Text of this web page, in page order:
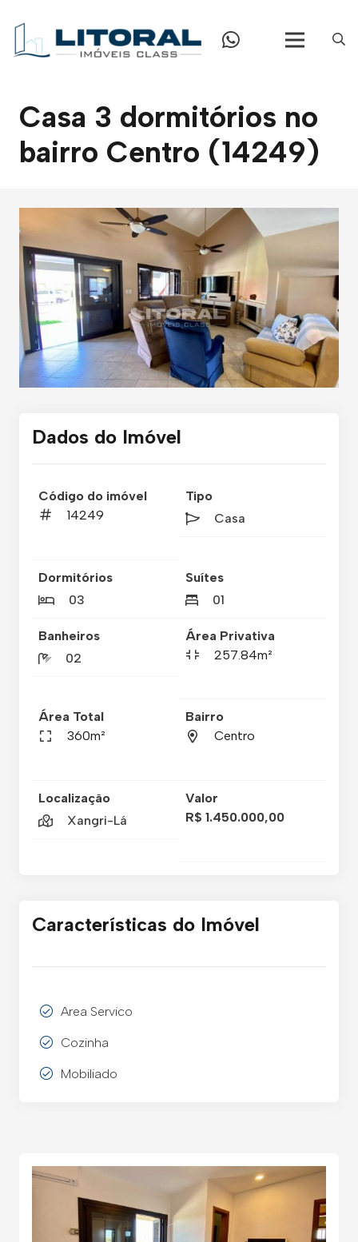
Casa 3 dormitórios no
bairro Centro (14249)
Dados do Imóvel
Código do imóvel
14249
Tipo
Casa
Dormitórios
03
Suítes
01
Banheiros
02
Área Privativa
257.84m²
Área Total
360m²
Bairro
Centro
Localização
Xangri-Lá
Valor
R$ 1.450.000,00
Características do Imóvel
Area Servico
Cozinha
Mobiliado